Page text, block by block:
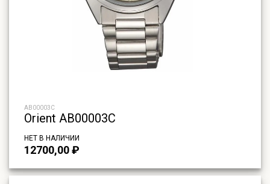
AB00003C
Orient AB00003C
НЕТ В НАЛИЧИИ
12700,00₽